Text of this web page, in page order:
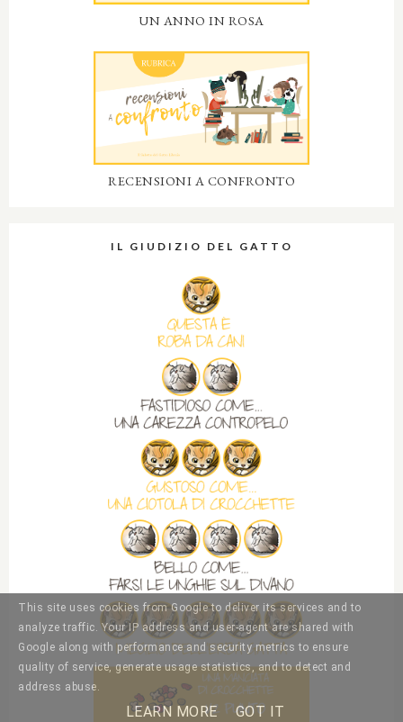
UN ANNO IN ROSA
RECENSIONI A CONFRONTO
IL GIUDIZIO DEL GATTO
This site uses cookies from Google to deliver its services and to
analyze traffic. Your IP address and user-agent are shared with
Google along with performance and security metrics to ensure
quality of service, generate usage statistics, and to detect and
address abuse.
LEARN MORE GOT IT